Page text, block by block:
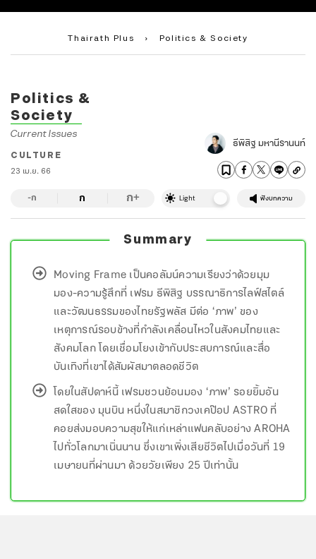
Thairath Plus › Politics & Society
Politics &
Society
Current Issues
CULTURE
23 เม.ย. 66
ธีพิสิฐ มหานีรานนท์
-ก ก ก+ Light ฟังบทความ
Summary
Moving Frame เป็นคอลัมน์ความเรียงว่าด้วยมุม
มอง-ความรู้สึกที่ เฟรม ธีพิสิฐ บรรณาธิการไลฟ์สไตล์
และวัฒนธรรมของไทยรัฐพลัส มีต่อ ‘ภาพ’ ของ
เหตุการณ์รอบข้างที่กำลังเคลื่อนไหวในสังคมไทยและ
สังคมโลก โดยเชื่อมโยงเข้ากับประสบการณ์และสื่อ
บันเทิงที่เขาได้สัมผัสมาตลอดชีวิต
โดยในสัปดาห์นี้ เฟรมชวนย้อนมอง ‘ภาพ’ รอยยิ้มอัน
สดใสของ มุนบิน หนึ่งในสมาชิกวงเคป๊อป ASTRO ที่
คอยส่งมอบความสุขให้แก่เหล่าแฟนคลับอย่าง AROHA
ไปทั่วโลกมาเนิ่นนาน ซึ่งเขาเพิ่งเสียชีวิตไปเมื่อวันที่ 19
เมษายนที่ผ่านมา ด้วยวัยเพียง 25 ปีเท่านั้น